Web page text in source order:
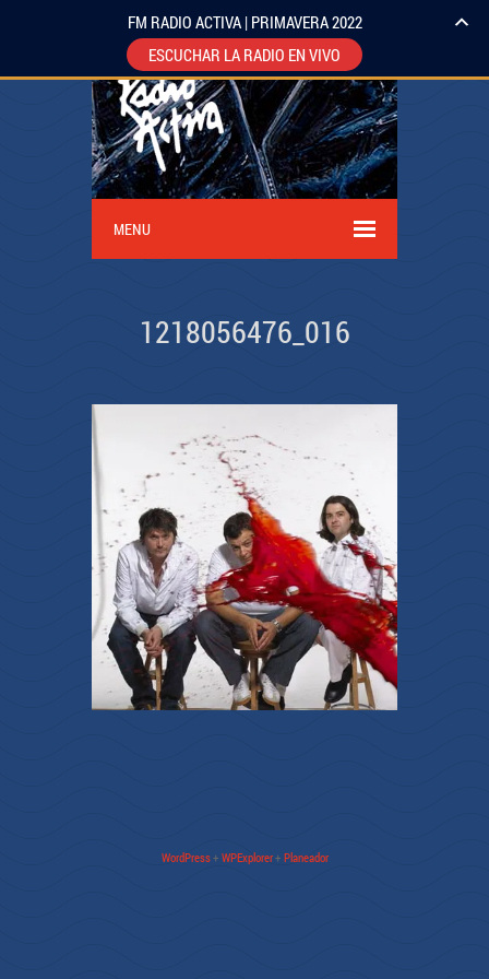
MENU
1218056476_016
WordPress+ WPExplorer+ Planeador
FM RADIO ACTIVA | PRIMAVERA 2022
ESCUCHAR LA RADIO EN VIVO